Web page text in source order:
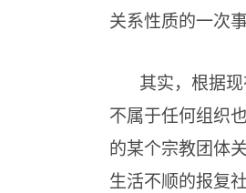
关系性质的一次
其实，根据
不属于任何组织
的某个宗教团体
生活不顺的报复